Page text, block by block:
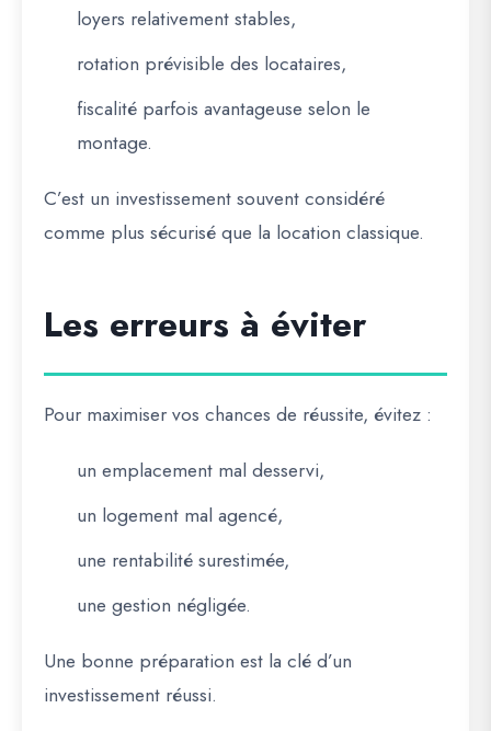
loyers relativement stables,
rotation prévisible des locataires,
fiscalité parfois avantageuse selon le
montage.
C’est un investissement souvent considéré
comme plus sécurisé que la location classique.
Les erreurs à éviter
Pour maximiser vos chances de réussite, évitez :
un emplacement mal desservi,
un logement mal agencé,
une rentabilité surestimée,
une gestion négligée.
Une bonne préparation est la clé d’un
investissement réussi.